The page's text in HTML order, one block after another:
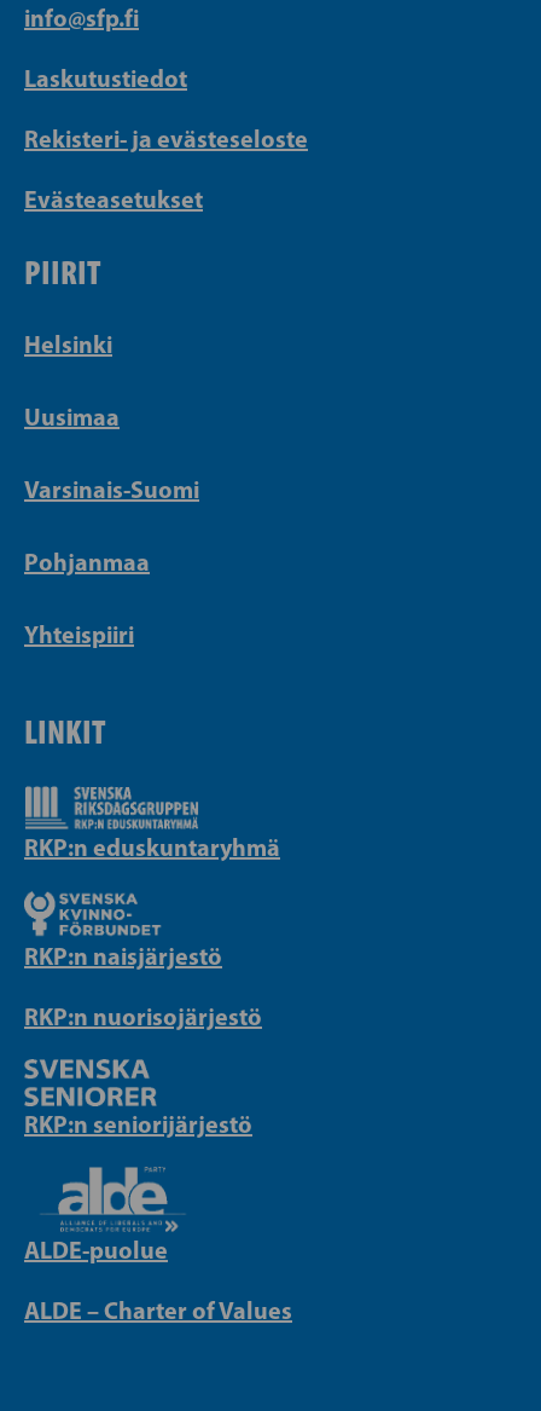
info@sfp.fi
Laskutustiedot
Rekisteri- ja evästeseloste
Evästeasetukset
PIIRIT
Helsinki
Uusimaa
Varsinais-Suomi
Pohjanmaa
Yhteispiiri
LINKIT
RKP:n eduskuntaryhmä
RKP:n naisjärjestö
RKP:n nuorisojärjestö
RKP:n seniorijärjestö
ALDE-puolue
ALDE – Charter of Values